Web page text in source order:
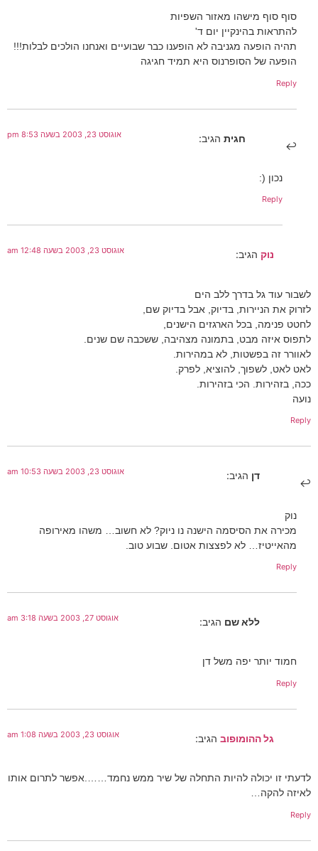
סוף סוף מישהו מאזור השפיות
להתראות בהינקיין יום ד'
תהיה הופעה מגניבה לא הופענו כבר שבועיים ואנחנו הולכים לבלות!!!
הופעה של הסופרנוס היא תמיד חגיגה
Reply
חגית הגיב: אוגוסט 23, 2003 בשעה 8:53 pm
נכון (:
Reply
נוק הגיב: אוגוסט 23, 2003 בשעה 12:48 am
לשבור עוד גל בדרך ללב הים
לזרוק את הניירות, בדיוק, אבל בדיוק שם,
לחטט פנימה, בכל הארגזים הישנים,
לתפוס איזה מבט, בתמונה מצהיבה, ששכבה שם שנים.
לאוורר זה בפשטות, לא במהירות.
לאט לאט, לשפוך, להוציא, לפרק.
ככה, בזהירות. הכי בזהירות.
נועה
Reply
דן הגיב: אוגוסט 23, 2003 בשעה 10:53 am
נוק
מכירה את הסיסמה הישנה נו ניוק? לא חשוב… משהו מאירופה
מהאייטיז… לא לפצצות אטום. שבוע טוב.
Reply
ללא שם הגיב: אוגוסט 27, 2003 בשעה 3:18 am
חמוד יותר יפה משל דן
Reply
גל ההומופוב הגיב: אוגוסט 23, 2003 בשעה 1:08 am
לדעתי זו יכולה להיות התחלה של שיר ממש נחמד…….אפשר לתרום אותו
לאיזה להקה…
Reply